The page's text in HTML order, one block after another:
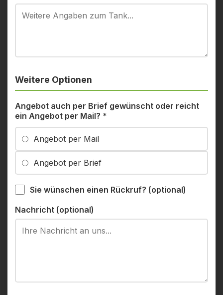
Weitere Optionen
Angebot auch per Brief gewünscht oder reicht
ein Angebot per Mail? *
Angebot per Mail
Angebot per Brief
Sie wünschen einen Rückruf? (optional)
Nachricht (optional)